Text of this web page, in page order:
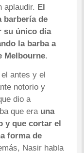
aplaudir. El
barbería de
su único día
la barba a
Melbourne.
antes y el
notorio y
dio a
que era una
y que cortar el
forma de
Nasir habla